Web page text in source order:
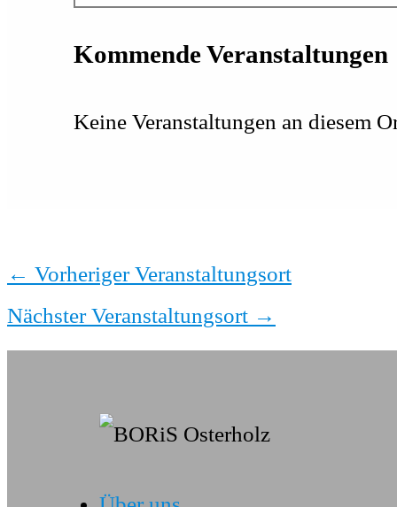
Kommende Veranstaltungen
Keine Veranstaltungen an diesem
← Vorheriger Veranstaltungsort
Nächster Veranstaltungsort →